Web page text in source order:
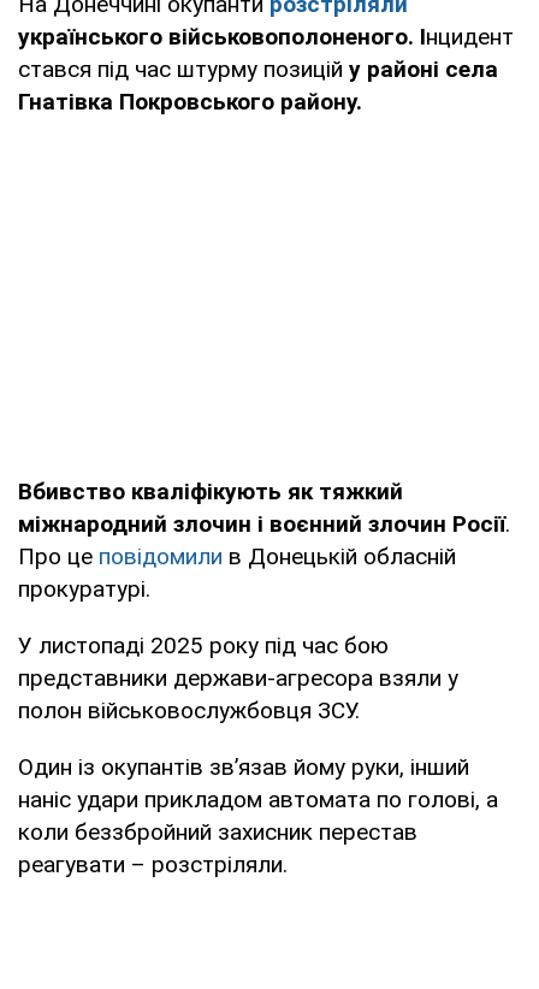
українського військовополоненого. Інцидент
стався під час штурму позицій у районі села
Гнатівка Покровського району.
Вбивство кваліфікують як тяжкий
міжнародний злочин і воєнний злочин Росії.
Про це повідомили в Донецькій обласній
прокуратурі.
У листопаді 2025 року під час бою
представники держави-агресора взяли у
полон військовослужбовця ЗСУ.
Один із окупантів зв’язав йому руки, інший
наніс удари прикладом автомата по голові, а
коли беззбройний захисник перестав
реагувати – розстріляли.